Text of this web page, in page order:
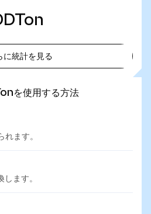
に統計を見る
を使用する方法
れます。
します。